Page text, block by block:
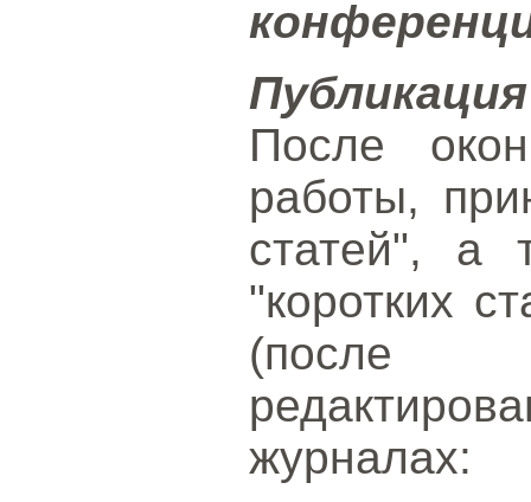
После
работы,
статей", а
"коротких
(после
журналах: